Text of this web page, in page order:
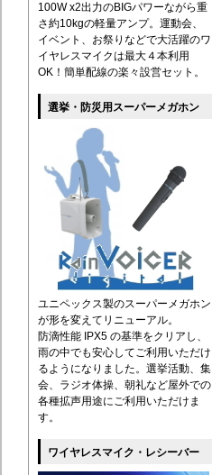
100W x2出力のBIGパワーながら重
さ約10kgの軽量アンプ。運動会、
イベント、お祭りなどで大活躍のワ
イヤレスマイクは最大４本利用
OK！簡単配線の楽々設営セット。
選挙・防災用スーパーメガホン
ユニペックス製のスーパーメガホン
が形を変えてリニューアル。
防滴性能 IPX5 の基準をクリアし、
雨の中でも安心してご利用いただけ
るようになりました。選挙活動、集
会、ラジオ体操、朝礼など屋外での
各種拡声用途にご利用いただけま
す。
ワイヤレスマイク・レシーバー